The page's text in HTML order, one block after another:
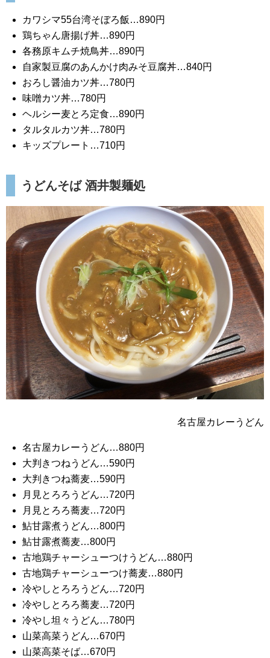
カワシマ55台湾そぼろ飯…890円
鶏ちゃん唐揚げ丼…890円
各務原キムチ焼鳥丼…890円
自家製豆腐のあんかけ肉みそ豆腐丼…840円
おろし醤油カツ丼…780円
味噌カツ丼…780円
ヘルシー麦とろ定食…890円
タルタルカツ丼…780円
キッズプレート…710円
うどんそば 酒井製麺処
名古屋カレーうどん
名古屋カレーうどん…880円
大判きつねうどん…590円
大判きつね蕎麦…590円
月見とろろうどん…720円
月見とろろ蕎麦…720円
鮎甘露煮うどん…800円
鮎甘露煮蕎麦…800円
古地鶏チャーシューつけうどん…880円
古地鶏チャーシューつけ蕎麦…880円
冷やしとろろうどん…720円
冷やしとろろ蕎麦…720円
冷やし坦々うどん…780円
山菜高菜うどん…670円
山菜高菜そば…670円